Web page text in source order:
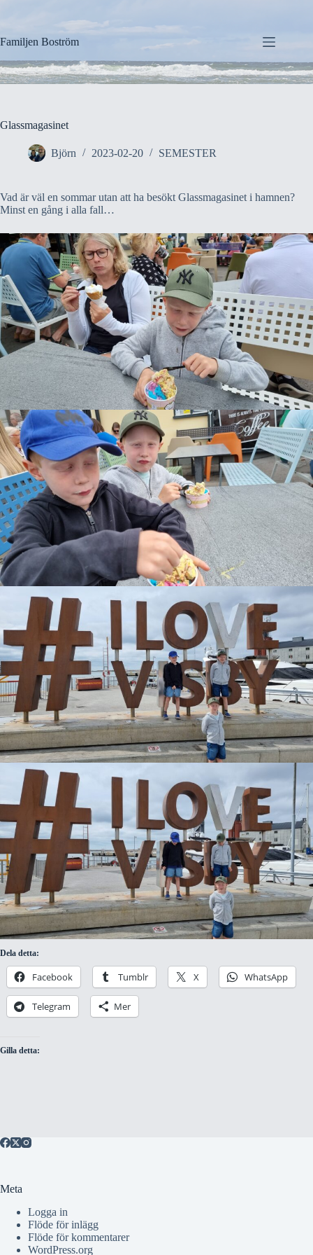
Familjen Boström
Glassmagasinet
Björn 2023-02-20 SEMESTER
Vad är väl en sommar utan att ha besökt Glassmagasinet i hamnen?
Minst en gång i alla fall…
Dela detta:
Facebook Tumblr X WhatsApp
Telegram Mer
Gilla detta:
Meta
Logga in
Flöde för inlägg
Flöde för kommentarer
WordPress.org